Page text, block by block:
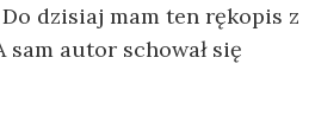
dzisiaj mam ten rękopis z
sam autor schował się